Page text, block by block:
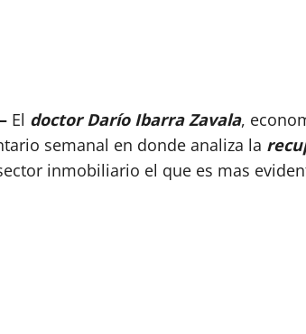
El doctor Darío Ibarra Zavala,
semanal en donde analiza la
inmobiliario el que es mas